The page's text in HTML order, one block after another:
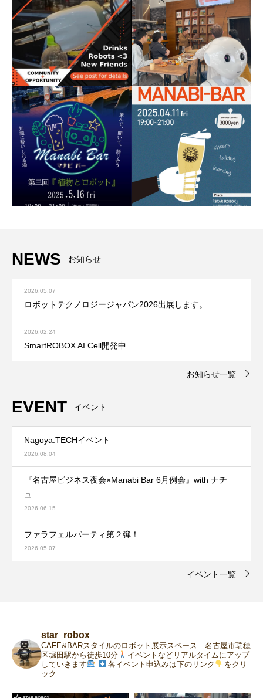
NEWS お知らせ
2026.05.07
ロボットテクノロジージャパン2026出展します。
2026.02.24
SmartROBOX AI Cell開発中
お知らせ一覧
EVENT イベント
Nagoya.TECHイベント
2026.08.04
『名古屋ビジネス夜会×Manabi Bar 6月例会』with ナチ
ュ...
2026.06.15
ファラフェルパーティ第２弾！
2026.05.07
イベント一覧
star_robox
CAFE&BARスタイルのロボット展示スペース｜名古屋市瑞穂
区堀田駅から徒歩10分
イベントなどリアルタイムにアップ
していきます
各イベント申込みは下のリンク
をクリ
ック